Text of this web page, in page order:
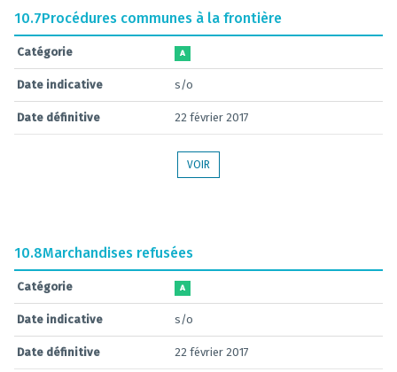
10.7Procédures communes à la frontière
Catégorie A
Date indicative s/o
Date définitive 22 février 2017
VOIR
10.8Marchandises refusées
Catégorie A
Date indicative s/o
Date définitive 22 février 2017